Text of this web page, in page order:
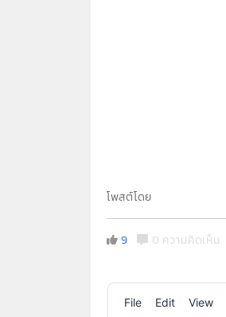
โพสต์โดย
9 0 ความคิดเห็น
File Edit View